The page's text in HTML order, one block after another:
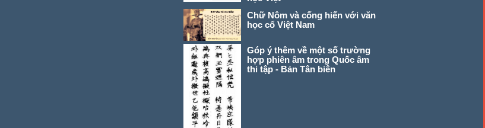
Chữ Nôm và cống hiến với văn
học cổ Việt Nam
Góp ý thêm về một số trường
hợp phiên âm trong Quốc âm
thi tập - Bản Tân biên